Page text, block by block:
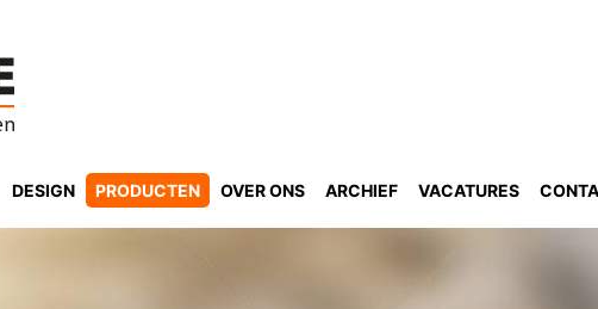
DESIGN PRODUCTEN OVER ONS ARCHIEF VACATURES